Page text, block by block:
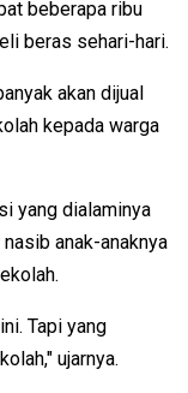
beberapa ribu
beras sehari-hari.
akan dijual
kepada warga
yang dialaminya
anak-anaknya
Tapi yang
ujarnya.